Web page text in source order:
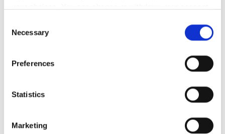
the Privacy trigger icon.
Collect information about your geographical
meters
Identify your device by actively scanning it for
Find out more about how your personal data is processed
Selection
Necessary
Preferences
Statistics
Marketing
Тамаша
Diaverum Subang Jaya